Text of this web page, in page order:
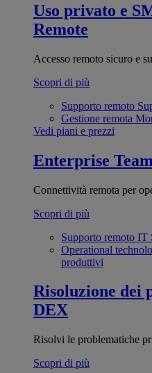
Uso privato e
Remote
Accesso remoto sicuro e
Scopri di più
Supporto remoto
Gestione remota
Vedi piani e prezzi
Enterprise
Connettività remota per
Scopri di più
Supporto remoto IT
Operational
produttivi
Risoluzione dei
DEX
Risolvi le problematiche
Scopri di più